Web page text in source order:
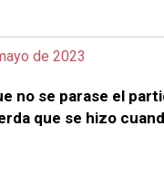
de 2023
no se parase el
que se hizo